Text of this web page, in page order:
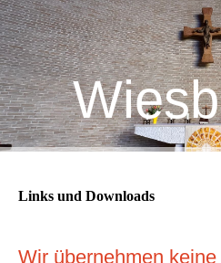
Links und Downloads
Wir übernehmen